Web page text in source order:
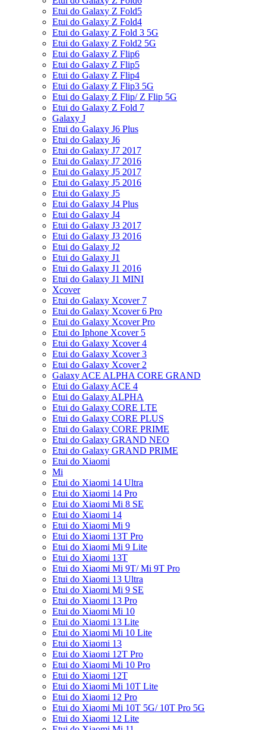
Etui do Galaxy Z Fold5
Etui do Galaxy Z Fold4
Etui do Galaxy Z Fold 3 5G
Etui do Galaxy Z Fold2 5G
Etui do Galaxy Z Flip6
Etui do Galaxy Z Flip5
Etui do Galaxy Z Flip4
Etui do Galaxy Z Flip3 5G
Etui do Galaxy Z Flip/ Z Flip 5G
Etui do Galaxy Z Fold 7
Galaxy J
Etui do Galaxy J6 Plus
Etui do Galaxy J6
Etui do Galaxy J7 2017
Etui do Galaxy J7 2016
Etui do Galaxy J5 2017
Etui do Galaxy J5 2016
Etui do Galaxy J5
Etui do Galaxy J4 Plus
Etui do Galaxy J4
Etui do Galaxy J3 2017
Etui do Galaxy J3 2016
Etui do Galaxy J2
Etui do Galaxy J1
Etui do Galaxy J1 2016
Etui do Galaxy J1 MINI
Xcover
Etui do Galaxy Xcover 7
Etui do Galaxy Xcover 6 Pro
Etui do Galaxy Xcover Pro
Etui do Iphone Xcover 5
Etui do Galaxy Xcover 4
Etui do Galaxy Xcover 3
Etui do Galaxy Xcover 2
Galaxy ACE ALPHA CORE GRAND
Etui do Galaxy ACE 4
Etui do Galaxy ALPHA
Etui do Galaxy CORE LTE
Etui do Galaxy CORE PLUS
Etui do Galaxy CORE PRIME
Etui do Galaxy GRAND NEO
Etui do Galaxy GRAND PRIME
Etui do Xiaomi
Mi
Etui do Xiaomi 14 Ultra
Etui do Xiaomi 14 Pro
Etui do Xiaomi Mi 8 SE
Etui do Xiaomi 14
Etui do Xiaomi Mi 9
Etui do Xiaomi 13T Pro
Etui do Xiaomi Mi 9 Lite
Etui do Xiaomi 13T
Etui do Xiaomi Mi 9T/ Mi 9T Pro
Etui do Xiaomi 13 Ultra
Etui do Xiaomi Mi 9 SE
Etui do Xiaomi 13 Pro
Etui do Xiaomi Mi 10
Etui do Xiaomi 13 Lite
Etui do Xiaomi Mi 10 Lite
Etui do Xiaomi 13
Etui do Xiaomi 12T Pro
Etui do Xiaomi Mi 10 Pro
Etui do Xiaomi 12T
Etui do Xiaomi Mi 10T Lite
Etui do Xiaomi 12 Pro
Etui do Xiaomi Mi 10T 5G/ 10T Pro 5G
Etui do Xiaomi 12 Lite